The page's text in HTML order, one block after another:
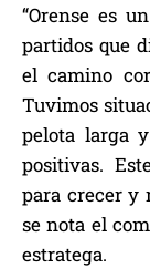
“Orense es
partidos que
el camino
Tuvimos
pelota larga
positivas.
para crecer y
se nota el
estratega.